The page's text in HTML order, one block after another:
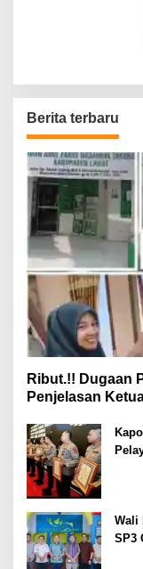
Berita terbaru
Ribut.!! Dugaan
Penjelasan
Wali
SP3